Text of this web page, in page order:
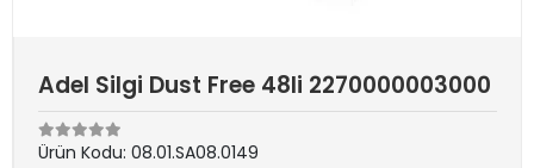
Adel Silgi Dust Free 48li 2270000003000
Ürün Kodu: 08.01.SA08.0149